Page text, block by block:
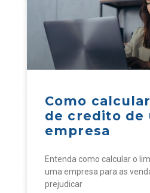
Como
de credito de
empresa
Entenda como calcular o
uma empresa para as
prejudicar